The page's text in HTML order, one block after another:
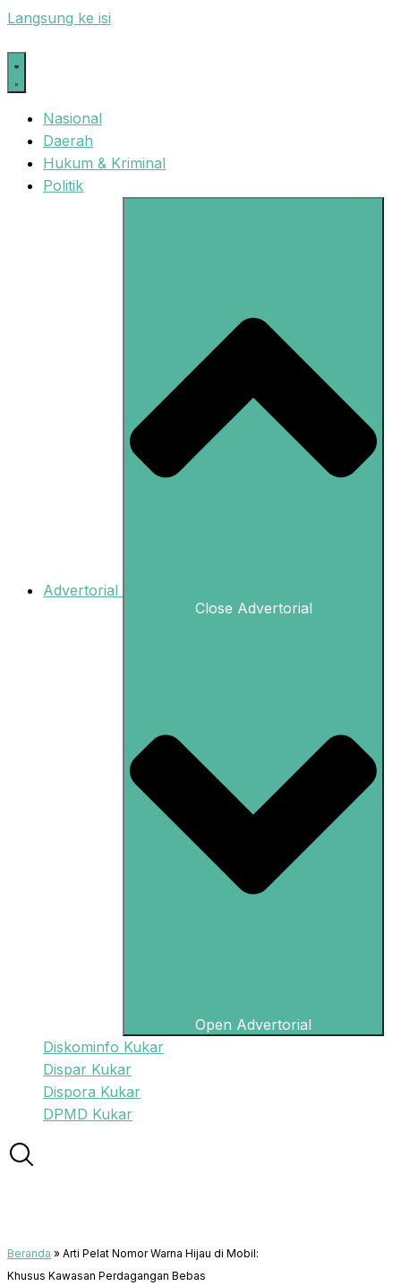
Langsung ke isi
Nasional
Daerah
Hukum & Kriminal
Politik
Advertorial
Close Advertorial
Open Advertorial
Diskominfo Kukar
Dispar Kukar
Dispora Kukar
DPMD Kukar
Beranda » Arti Pelat Nomor Warna Hijau di Mobil:
Khusus Kawasan Perdagangan Bebas